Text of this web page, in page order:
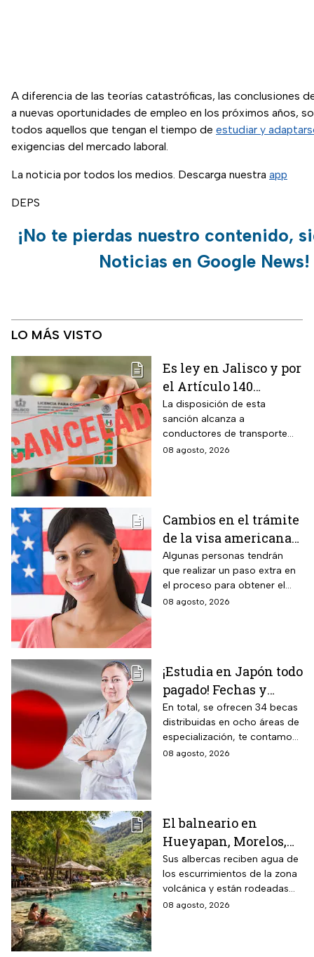
A diferencia de las teorías catastróficas, las conclusiones
a nuevas oportunidades de empleo en los próximos años,
todos aquellos que tengan el tiempo de estudiar y
exigencias del mercado laboral.
La noticia por todos los medios. Descarga nuestra app
DEPS
¡No te pierdas nuestro contenido,
Noticias en Google News!
LO MÁS VISTO
Es ley en Jalisco y por
el Artículo 140
cancelarán la licencia
de conducir de por
vida a todos los
automovilistas que
La disposición de esta
sanción alcanza a
conductores de transporte
escolar, unidades de
común.
08 agosto, 2026
Cambios en el trámite
de la visa americana
2026 y para quiénes
aplica
Algunas personas tendrán
que realizar un paso extra en
el proceso para obtener el
documento que permite
08 agosto, 2026
¡Estudia en Japón todo
pagado! Fechas y
requisitos de la
convocatoria para
becas de estancias en
2026
En total, se ofrecen 34 becas
distribuidas en ocho áreas de
especialización, te contamos
todos los detalles.
08 agosto, 2026
El balneario en
Hueyapan, Morelos,
que combina albercas
cristalinas con la
naturaleza del volcán
Popocatépetl y cuesta
Sus albercas reciben agua de
los escurrimientos de la zona
volcánica y están rodeadas
de vegetación, áreas verdes y
08 agosto, 2026